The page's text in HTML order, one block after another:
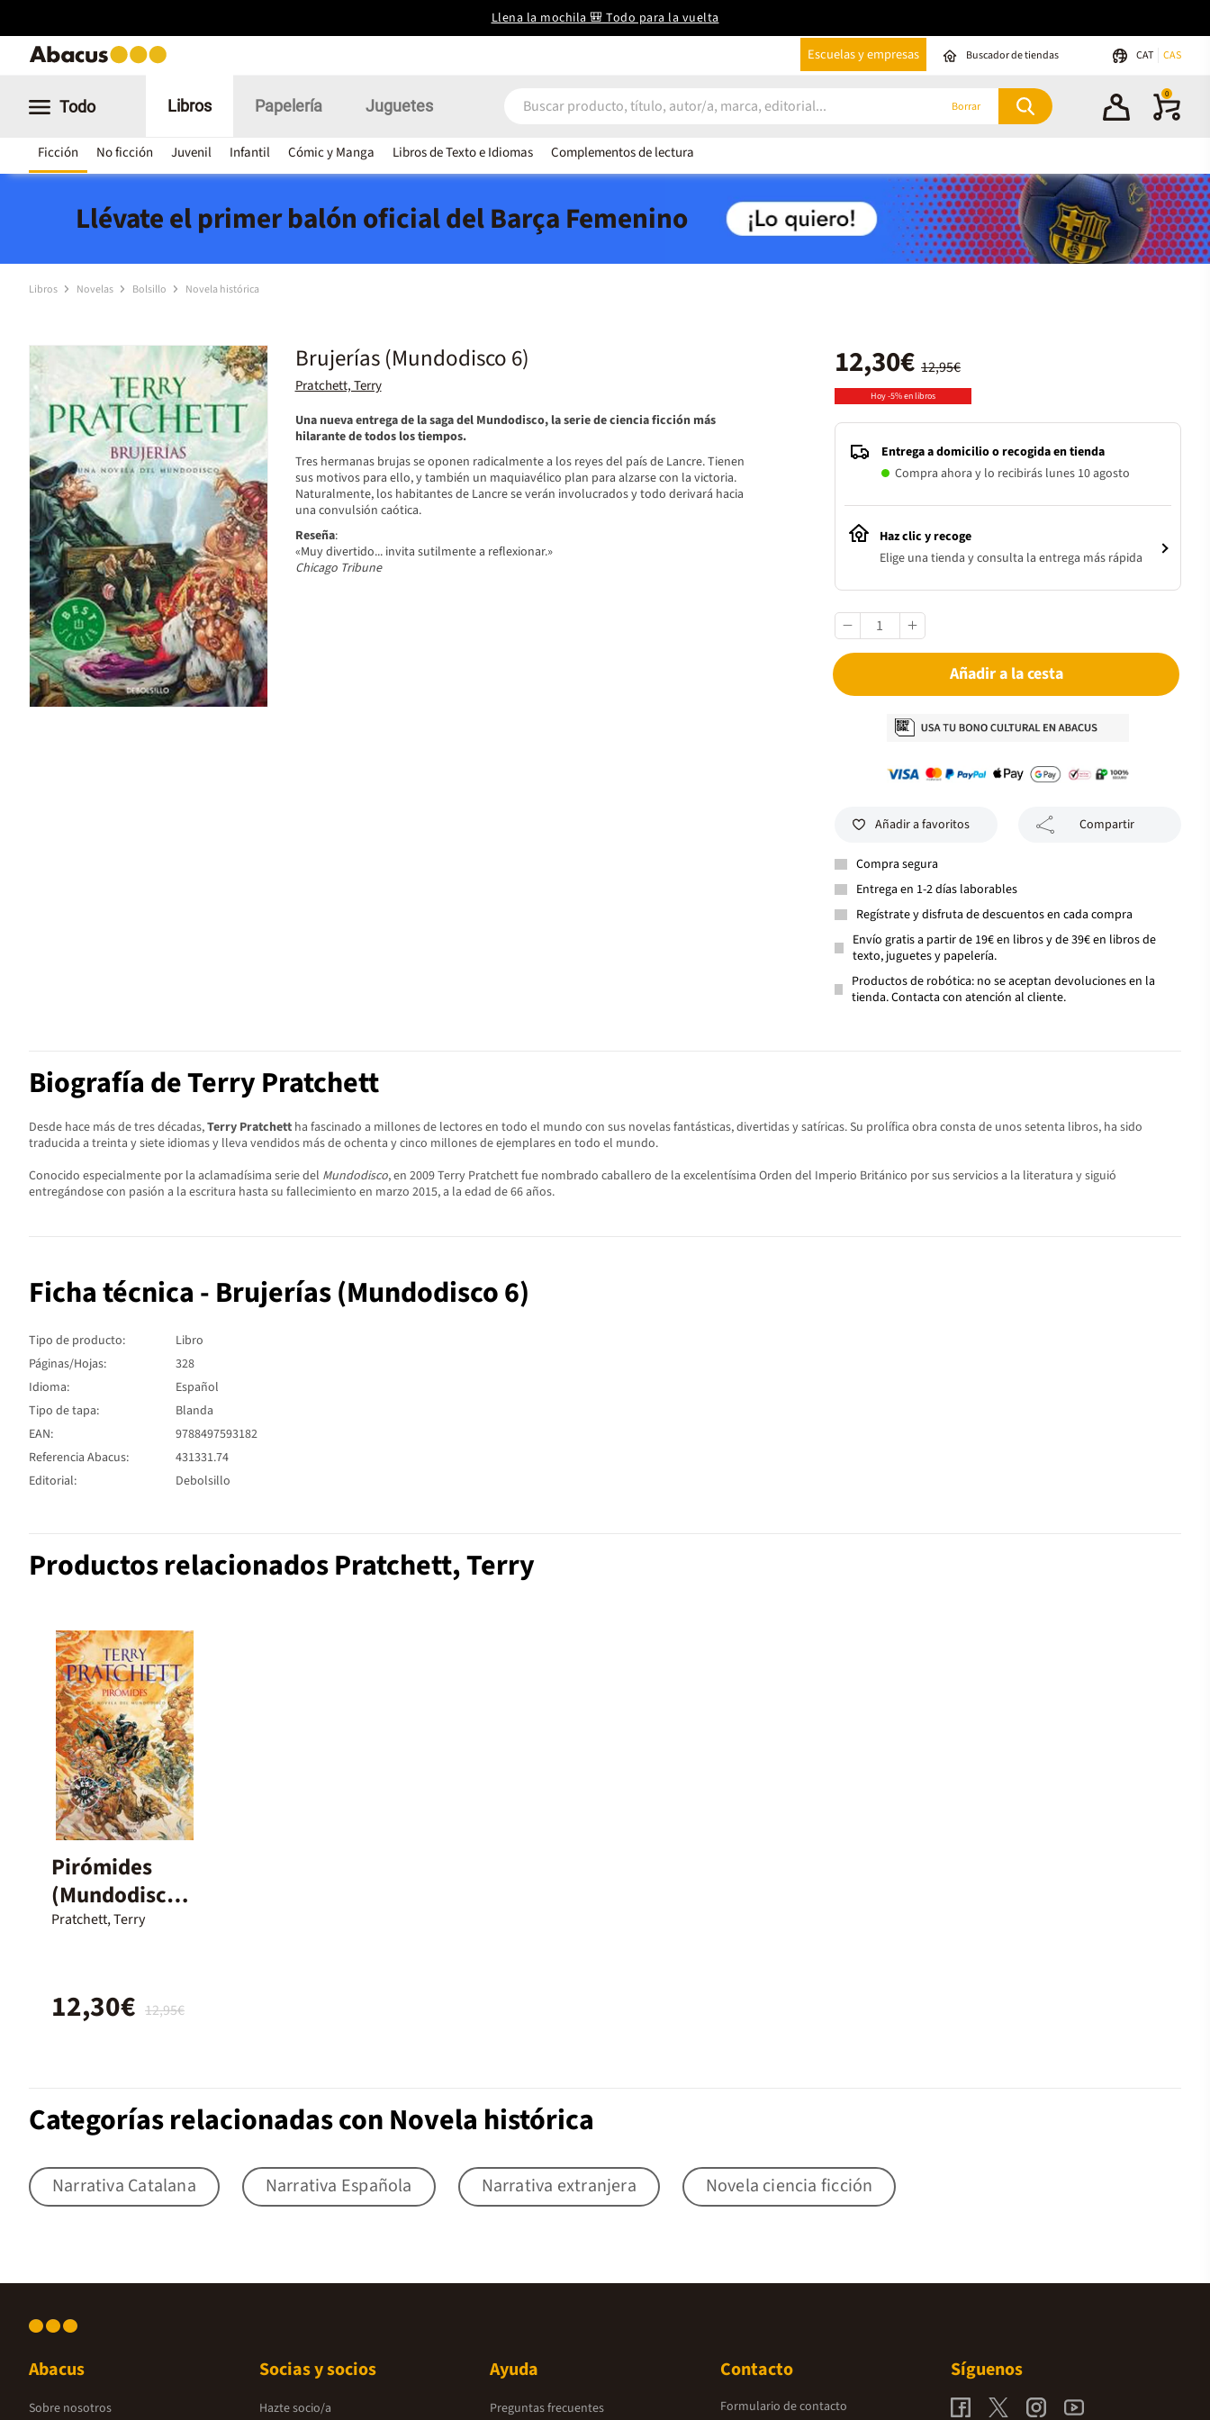
Llena la mochila 🎒 Todo para la vuelta
Escuelas y empresas Buscador de tiendas CAT CAS
Todo Libros
Ficción No ficción Juvenil Infantil Cómic y Manga Libros de Texto e Idiomas Complementos de lectura
Papelería Juguetes Borrar
0
Llévate el primer balón oficial del Barça Femenino
Libros Novelas Bolsillo Novela histórica
Brujerías (Mundodisco 6)
Pratchett, Terry
Una nueva entrega de la saga del Mundodisco, la serie de ciencia ficción más
hilarante de todos los tiempos.
Tres hermanas brujas se oponen radicalmente a los reyes del país de Lancre. Tienen
sus motivos para ello, y también un maquiavélico plan para alzarse con la victoria.
Naturalmente, los habitantes de Lancre se verán involucrados y todo derivará hacia
una convulsión caótica.
Reseña:
«Muy divertido... invita sutilmente a reflexionar.»
Chicago Tribune
12,95€
12,30€
Hoy -5% en libros
Entrega a domicilio o recogida en tienda
Compra ahora y lo recibirás lunes 10 agosto
Haz clic y recoge
Elige una tienda y consulta la entrega más rápida
Añadir a la cesta
Añadir a favoritos Compartir
Compra segura
Entrega en 1-2 días laborables
Regístrate y disfruta de descuentos en cada compra
Envío gratis a partir de 19€ en libros y de 39€ en libros de
texto, juguetes y papelería.
Productos de robótica: no se aceptan devoluciones en la
tienda. Contacta con atención al cliente.
Biografía de Terry Pratchett
Desde hace más de tres décadas,Terry Pratchett ha fascinado a millones de lectores en todo el mundo con sus novelas fantásticas, divertidas y satíricas. Su prolífica obra consta de unos setenta libros, ha sido
traducida a treinta y siete idiomas y lleva vendidos más de ochenta y cinco millones de ejemplares en todo el mundo.
Conocido especialmente por la aclamadísima serie del Mundodisco, en 2009 Terry Pratchett fue nombrado caballero de la excelentísima Orden del Imperio Británico por sus servicios a la literatura y siguió
entregándose con pasión a la escritura hasta su fallecimiento en marzo 2015, a la edad de 66 años.
Ficha técnica - Brujerías (Mundodisco 6)
Tipo de producto:
Libro
Páginas/Hojas:
328
Idioma:
Español
Tipo de tapa:
Blanda
EAN:
9788497593182
Referencia Abacus:
431331.74
Editorial:
Debolsillo
Productos relacionados Pratchett, Terry
Pirómides
(Mundodisco
7)
Pratchett, Terry
12,95€
12,30€
Categorías relacionadas con Novela histórica
Narrativa Catalana Narrativa Española Narrativa extranjera Novela ciencia ficción
Abacus
Sobre nosotros
Socias y socios
Hazte socio/a
Ayuda
Preguntas frecuentes
Contacto
Formulario de contacto
Síguenos